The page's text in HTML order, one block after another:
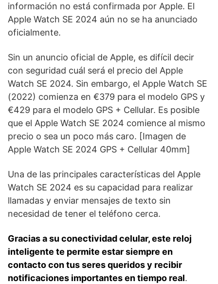
información no está confirmada por Apple. El
Apple Watch SE 2024 aún no se ha anunciado
oficialmente.
Sin un anuncio oficial de Apple, es difícil decir
con seguridad cuál será el precio del Apple
Watch SE 2024. Sin embargo, el Apple Watch SE
(2022) comienza en €379 para el modelo GPS y
€429 para el modelo GPS + Cellular. Es posible
que el Apple Watch SE 2024 comience al mismo
precio o sea un poco más caro. [Imagen de
Apple Watch SE 2024 GPS + Cellular 40mm]
Una de las principales características del Apple
Watch SE 2024 es su ​capacidad para realizar
llamadas y enviar mensajes ‌de⁣ texto sin
necesidad de tener el teléfono cerca.
Gracias a ⁢su conectividad celular, este reloj
inteligente te ‍permite estar siempre en⁢
contacto con tus seres queridos y recibir
notificaciones importantes en tiempo real.